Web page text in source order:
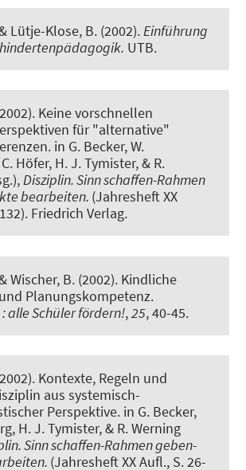
Lütje-Klose, B. (2002).Einführung
UTB.
Keine vorschnellen
für "alternative"
in G. Becker, W.
Höfer, H. J. Tymister, & R.
Disziplin. Sinn schaffen-Rahmen
bearbeiten. (Jahresheft XX
Friedrich Verlag.
Wischer, B. (2002). Kindliche
Planungskompetenz.
alle Schüler fördern!,25, 40-45.
Kontexte, Regeln und
aus systemisch-
Perspektive. in G. Becker,
H. J. Tymister, & R. Werning
Sinn schaffen-Rahmen geben-
(Jahresheft XX Aufl., S. 26-